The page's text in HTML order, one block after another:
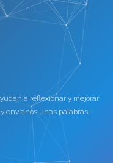
a reflexionar y mejorar
envíanos unas palabras!